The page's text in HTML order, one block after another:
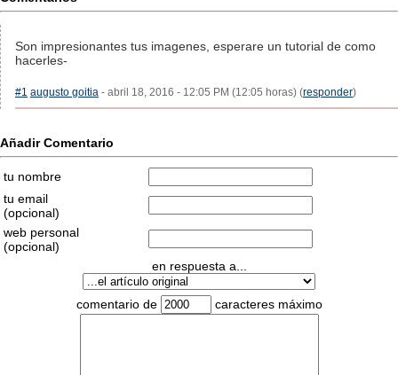
Son impresionantes tus imagenes, esperare un tutorial de como
hacerles-
#1 augusto goitia - abril 18, 2016 - 12:05 PM (12:05 horas) (responder)
Añadir Comentario
tu nombre
tu email
(opcional)
web personal
(opcional)
en respuesta a...
comentario de caracteres máximo